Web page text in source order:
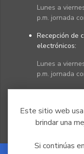
Este sitio web usa
brindar una
Si continúas
Lunes a
p.m. jornada
Recepción de
electrónicos:
Lunes a
p.m. jornada